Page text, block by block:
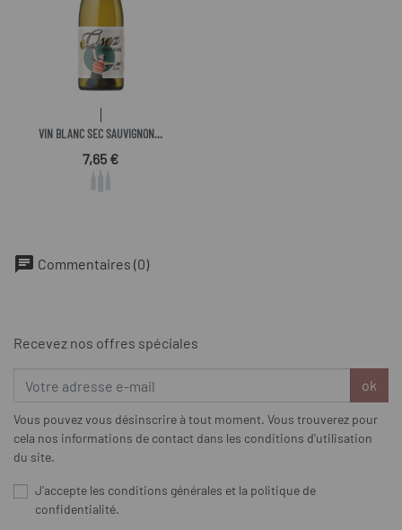
VIN BLANC SEC SAUVIGNON...
Prix
7,65 €
chat Commentaires (0)
Recevez nos offres spéciales
ok
Vous pouvez vous désinscrire à tout moment. Vous trouverez pour
cela nos informations de contact dans les conditions d'utilisation
du site.
J'accepte les conditions générales et la politique de
confidentialité.